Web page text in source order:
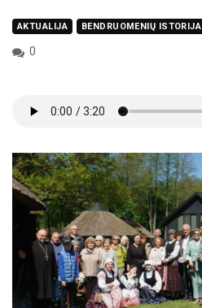
AKTUALIJA BENDRUOMENIŲ ISTORIJA
0